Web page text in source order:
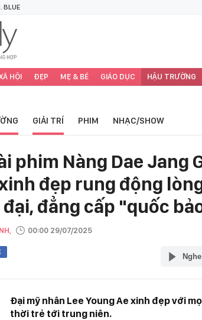
BLUE
HỘI ĐẸP MẸ & BÉ GIÁO DỤC HẬU TRƯỜNG
GIẢI TRÍ PHIM NHẠC/SHOW
phim Nàng Dae Jang
đẹp rung động
đẳng cấp "quốc
00:00 29/07/2025
Đại mỹ nhân Lee Young Ae xinh đẹp với
thời trẻ tới trung niên.